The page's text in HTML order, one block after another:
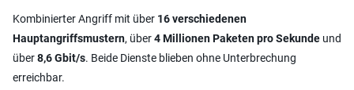
Kombinierter Angriff mit über 16 verschiedenen
Hauptangriffsmustern, über4 Millionen Paketen pro Sekunde und
über8,6 Gbit/s. Beide Dienste blieben ohne Unterbrechung
erreichbar.